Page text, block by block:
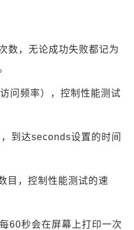
数，无论成功失败都记为
问频率），控制性能测试
到达seconds设置的时间
目，控制性能测试的速
60秒会在屏幕上打印一次